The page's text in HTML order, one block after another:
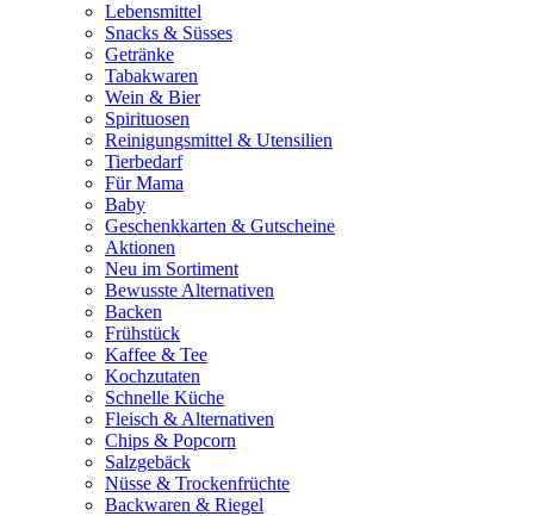
Lebensmittel
Snacks & Süsses
Getränke
Tabakwaren
Wein & Bier
Spirituosen
Reinigungsmittel & Utensilien
Tierbedarf
Für Mama
Baby
Geschenkkarten & Gutscheine
Aktionen
Neu im Sortiment
Bewusste Alternativen
Backen
Frühstück
Kaffee & Tee
Kochzutaten
Schnelle Küche
Fleisch & Alternativen
Chips & Popcorn
Salzgebäck
Nüsse & Trockenfrüchte
Backwaren & Riegel